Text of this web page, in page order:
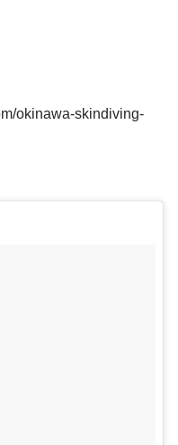
okinawa-skindiving-